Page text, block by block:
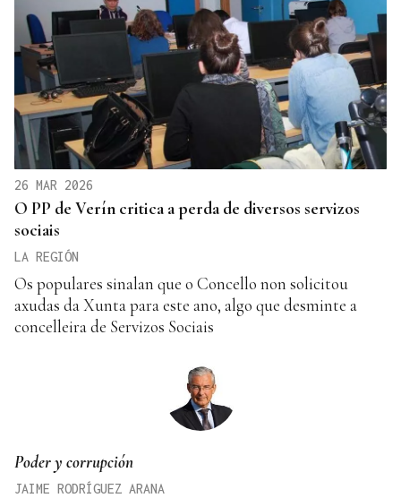
26 MAR 2026
O PP de Verín critica a perda de diversos servizos
sociais
LA REGIÓN
Os populares sinalan que o Concello non solicitou
axudas da Xunta para este ano, algo que desminte a
concelleira de Servizos Sociais
Poder y corrupción
JAIME RODRÍGUEZ ARANA